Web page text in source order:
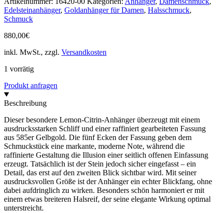
Edelsteinanhänger, Goldanhänger für Damen, Halsschmuck,
Schmuck
880,00€
inkl. MwSt., zzgl. Versandkosten
1 vorrätig
Produkt anfragen
Beschreibung
Dieser besondere Lemon-Citrin-Anhänger überzeugt mit einem
ausdrucksstarken Schliff und einer raffiniert gearbeiteten Fassung
aus 585er Gelbgold. Die fünf Ecken der Fassung geben dem
Schmuckstück eine markante, moderne Note, während die
raffinierte Gestaltung die Illusion einer seitlich offenen Einfassung
erzeugt. Tatsächlich ist der Stein jedoch sicher eingefasst – ein
Detail, das erst auf den zweiten Blick sichtbar wird. Mit seiner
ausdrucksvollen Größe ist der Anhänger ein echter Blickfang, ohne
dabei aufdringlich zu wirken. Besonders schön harmoniert er mit
einem etwas breiteren Halsreif, der seine elegante Wirkung optimal
unterstreicht.